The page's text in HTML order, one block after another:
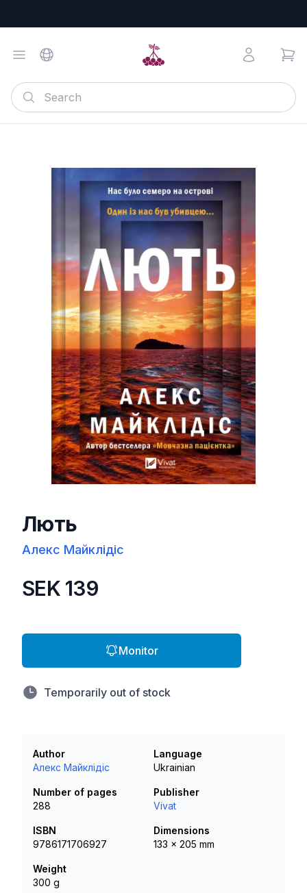
Лють
Алекс Майклідіс
SEK 139
Monitor
Temporarily out of stock
Author
Алекс Майклідіс
Language
Ukrainian
Number of pages
288
Publisher
Vivat
ISBN
9786171706927
Dimensions
133 x 205 mm
Weight
300 g